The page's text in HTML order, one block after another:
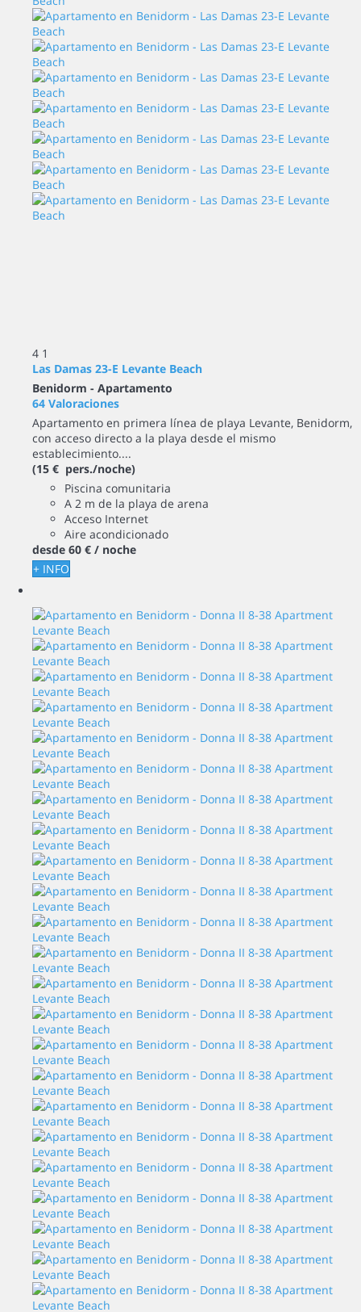
4 1
Las Damas 23-E Levante Beach
Benidorm - Apartamento
64 Valoraciones
Apartamento en primera línea de playa Levante, Benidorm,
con acceso directo a la playa desde el mismo
establecimiento....
(15 € pers./noche)
Piscina comunitaria
A 2 m de la playa de arena
Acceso Internet
Aire acondicionado
desde 60 € / noche
+ INFO